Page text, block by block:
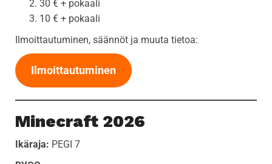
30 € + pokaali
10 € + pokaali
Ilmoittautuminen, säännöt ja muuta tietoa:
Ilmoittautuminen
Minecraft 2026
Ikäraja: PEGI 7